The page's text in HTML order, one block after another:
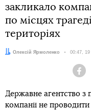
закликало
по місцях
територіях
Автор:
Олексій Ярмоленко Дата:
00:47, 19
Державне агентство з
компанії не проводити